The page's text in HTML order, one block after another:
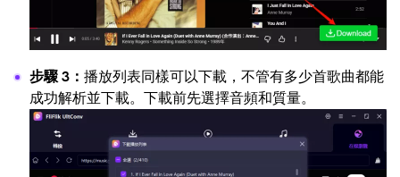
步驟 3： 播放列表同樣可以下載，不管有多少首歌曲都能
成功解析並下載。下載前先選擇音頻和質量。